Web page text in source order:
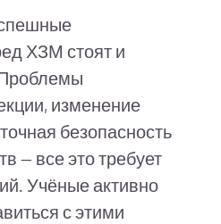
ХЗМ стоят и
изменение
безопасность
— все это требует
Учёные активно
с этими